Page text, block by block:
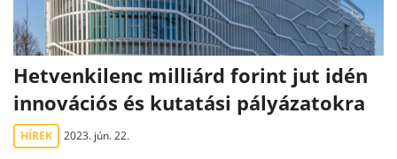
Hetvenkilenc milliárd forint jut idén
innovációs és kutatási pályázatokra
HÍREK 2023. jún. 22.